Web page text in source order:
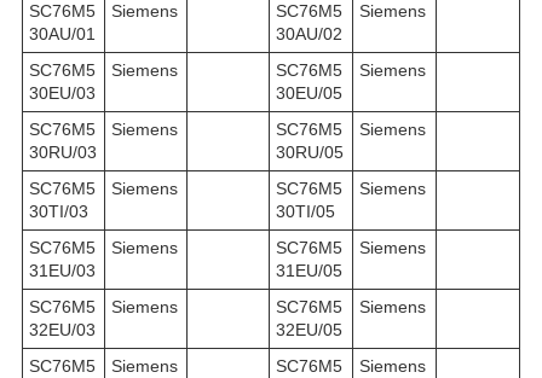
SC76M5
30AU/01
Siemens
SC76M5
30AU/02
Siemens
SC76M5
30EU/03
Siemens
SC76M5
30EU/05
Siemens
SC76M5
30RU/03
Siemens
SC76M5
30RU/05
Siemens
SC76M5
30TI/03
Siemens
SC76M5
30TI/05
Siemens
SC76M5
31EU/03
Siemens
SC76M5
31EU/05
Siemens
SC76M5
32EU/03
Siemens
SC76M5
32EU/05
Siemens
SC76M5
Siemens
SC76M5
Siemens